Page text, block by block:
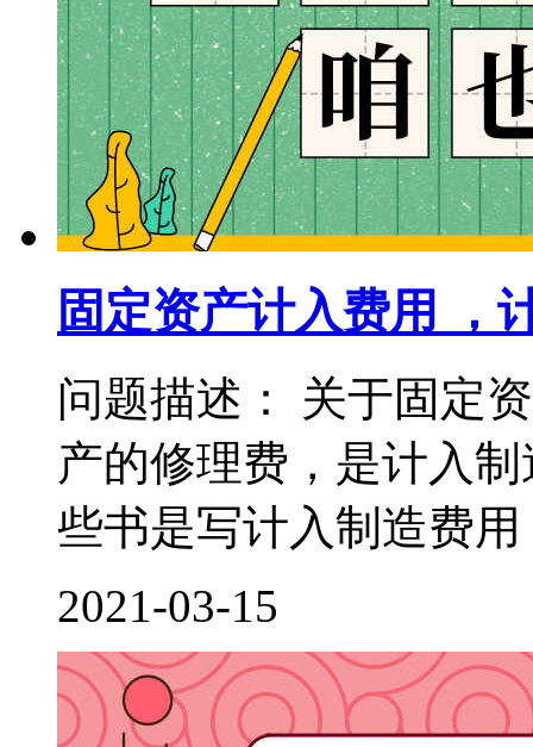
固定资产计入费用 ，
问题描述： 关于固定
产的修理费，是计入
些书是写计入制造费
2021-03-15